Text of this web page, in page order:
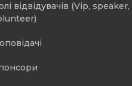
відвідувачів (Vip, speaker,